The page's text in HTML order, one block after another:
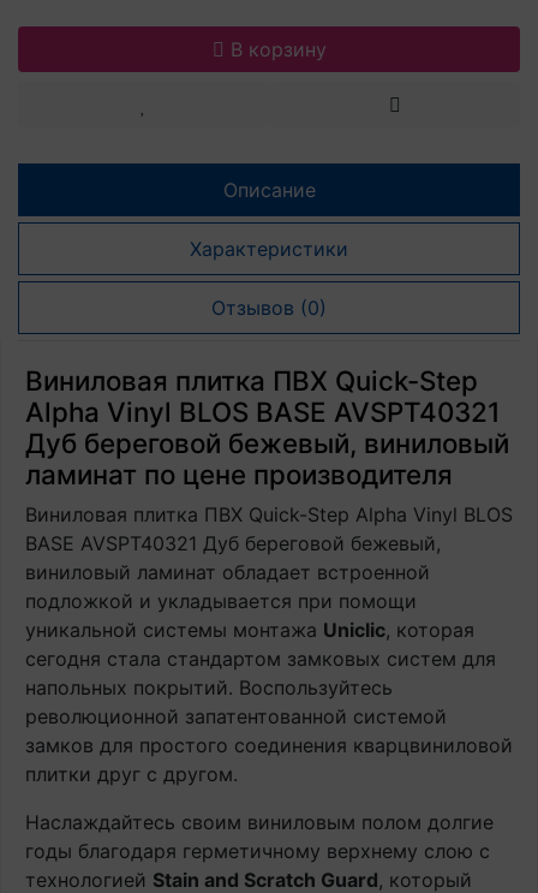
В корзину
Описание
Характеристики
Отзывов (0)
Виниловая плитка ПВХ Quick-Step
Alpha Vinyl BLOS BASE AVSPT40321
Дуб береговой бежевый, виниловый
ламинат по цене производителя
Виниловая плитка ПВХ Quick-Step Alpha Vinyl BLOS
BASE AVSPT40321 Дуб береговой бежевый,
виниловый ламинат обладает встроенной
подложкой и укладывается при помощи
уникальной системы монтажа Uniclic, которая
сегодня стала стандартом замковых систем для
напольных покрытий. Воспользуйтесь
революционной запатентованной системой
замков для простого соединения кварцвиниловой
плитки друг с другом.
Наслаждайтесь своим виниловым полом долгие
годы благодаря герметичному верхнему слою с
технологией Stain and Scratch Guard, который